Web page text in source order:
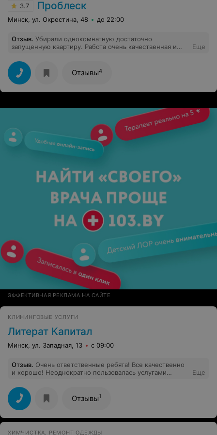
3.7 Проблеск
Минск, ул. Окрестина, 48 до 22:00
Отзыв. Убирали однокомнатную достаточно
запущенную квартиру. Работа очень качественная и
новые. Вычищены даже самые труднодоступные
места. Очень благодарны за такое прекрасное
обслуживание Роману и его работницам.
Еще
Отзывы4
ЭФФЕКТИВНАЯ РЕКЛАМА НА САЙТЕ
КЛИНИНГОВЫЕ УСЛУГИ
Литерат Капитал
Минск, ул. Западная, 13 с 09:00
Отзыв. Очень ответственные ребята! Все качественно
и хорошо! Неоднократно пользовалась услугами
Еще
Отзывы1
ХИМЧИСТКА, РЕМОНТ ОДЕЖДЫ